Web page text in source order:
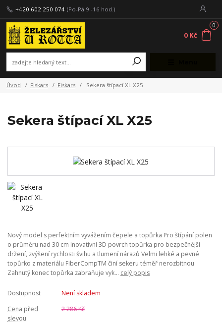
+420 602 250 074 (Po-Pá 9 -16 hod.)
0
0 Kč
Úvod Fiskars Fiskars Sekera štípací XL X25
Sekera štípací XL X25
Nový model s perfektním vyvážením čepele a topůrka Pro štípání polen
o průměru nad 30 cm Inovativní 3D povrch topůrka pro bezpečnější
držení, zvýšení rychlosti švihu a tlumení nárazů Velmi lehké a pevné
topůrko z materiálu FiberCompTM činí sekeru téměř nerozbitnou
Zahnutý konec topůrka zabraňuje vyk... celý popis
Dostupnost
Není skladem
Cena před
slevou
2 286 Kč